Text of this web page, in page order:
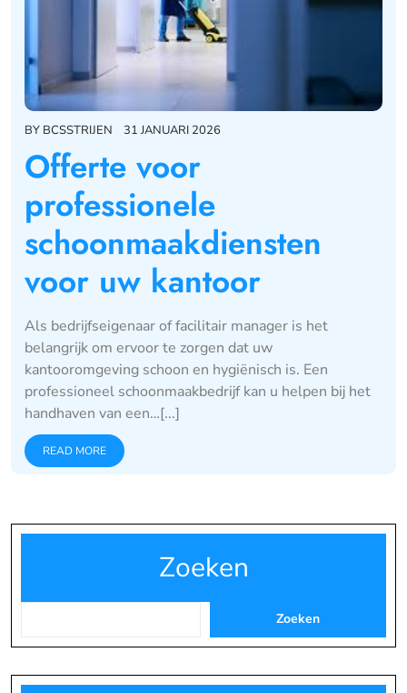
BY BCSSTRIJEN 31 JANUARI 2026
Offerte voor
professionele
schoonmaakdiensten
voor uw kantoor
Als bedrijfseigenaar of facilitair manager is het
belangrijk om ervoor te zorgen dat uw
kantooromgeving schoon en hygiënisch is. Een
professioneel schoonmaakbedrijf kan u helpen bij het
handhaven van een…[...]
READ MORE
Zoeken
Zoeken